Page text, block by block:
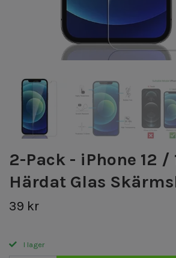
2-Pack - iPhone 12 /
Härdat Glas
39 kr
I lager